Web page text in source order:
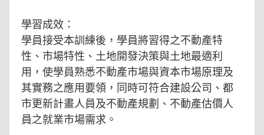
學習成效：
學員接受本訓練後，學員將習得之不動產特
性、市場特性、土地開發決策與土地最適利
用，使學員熟悉不動產市場與資本市場原理及
其實務之應用要領，同時可符合建設公司、都
市更新計畫人員及不動產規劃、不動產估價人
員之就業市場需求。